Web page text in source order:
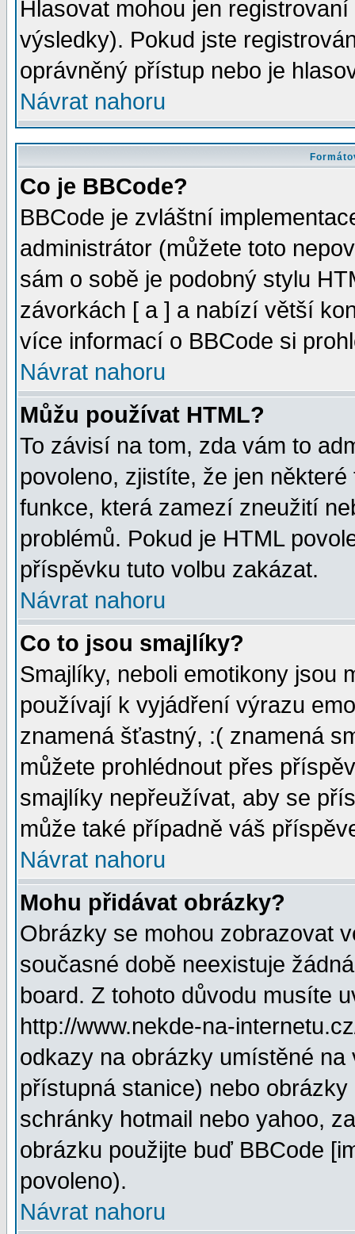
Hlasovat mohou jen
výsledky). Pokud jste
oprávněný přístup nebo je
Návrat nahoru
Co je BBCode?
BBCode je zvláštní
administrátor (můžete toto
sám o sobě je podobný stylu
závorkách [ a ] a nabízí větší
více informací o BBCode si
Návrat nahoru
Můžu používat HTML?
To závisí na tom, zda vám to
povoleno, zjistíte, že jen
funkce, která zamezí zneužití
problémů. Pokud je HTML
příspěvku tuto volbu zakázat.
Návrat nahoru
Co to jsou smajlíky?
Smajlíky, neboli emotikony jsou
používají k vyjádření výrazu
znamená šťastný, :( znamená
můžete prohlédnout přes
smajlíky nepřeužívat, aby se
může také případně váš
Návrat nahoru
Mohu přidávat obrázky?
Obrázky se mohou zobrazovat
současné době neexistuje
board. Z tohoto důvodu musíte
http://www.nekde-na-
odkazy na obrázky umístěné
přístupná stanice) nebo
schránky hotmail nebo yahoo,
obrázku použijte buď BBCode
povoleno).
Návrat nahoru